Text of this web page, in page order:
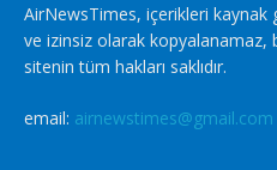
AirNewsTimes, içerikleri kaynak
ve izinsiz olarak kopyalanamaz,
sitenin tüm hakları saklıdır.
email: airnewstimes@gmail.com